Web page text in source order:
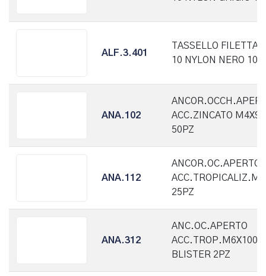
ALF.3.401
TASSELLO
10 NYLON NERO
ANA.102
ACC.ZINCATO M4X95
50PZ
ANA.112
ANCOR.OC.APERTO
25PZ
ANA.312
ANC.OC.APERTO
ACC.TROP.M6X100
BLISTER 2PZ